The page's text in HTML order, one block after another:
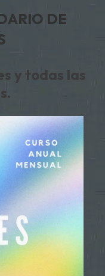
DE
y todas las